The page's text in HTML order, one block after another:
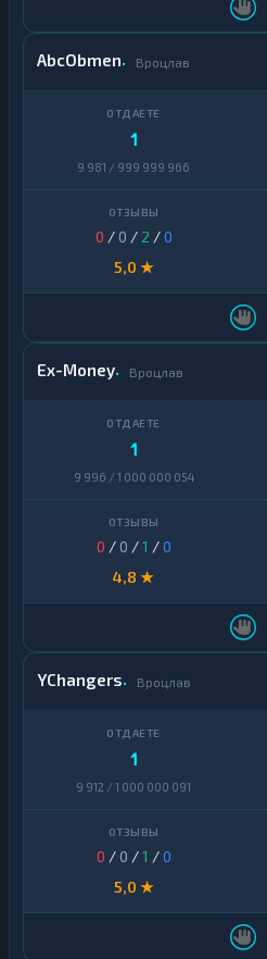
AbcObmen Вроцлав
1
9 981 / 999 999 966
0 / 0 / 2 /0
5,0 ★
Ex-Money Вроцлав
1
9 996 / 1 000 000 054
0 / 0 /1 /0
4,8 ★
YChangers Вроцлав
1
9 912 / 1 000 000 091
0 / 0 /1 /0
5,0 ★